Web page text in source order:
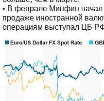
• В феврале Минфин начал
продаже иностранной
операциям выступал ЦБ